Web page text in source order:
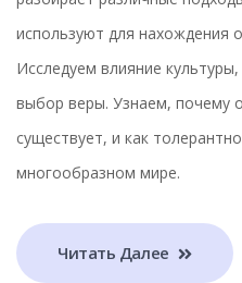
используют для нахождения
Исследуем влияние
выбор веры. Узнаем, почему
существует, и как
многообразном мире.
Читать Далее